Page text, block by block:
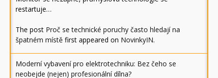
restartuje…
The post Proč se technické poruchy často hledají na
špatném místě first appeared on NovinkyIN.
Moderní vybavení pro elektrotechniku: Bez čeho se
neobejde (nejen) profesionální dílna?